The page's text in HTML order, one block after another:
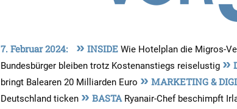
7. Februar 2024: » INSIDE Wie Hotelplan die Migros-
Bundesbürger bleiben trotz Kostenanstiegs reiselustig »
bringt Balearen 20 Milliarden Euro » MARKETING &
Deutschland ticken » BASTA Ryanair-Chef beschimpft